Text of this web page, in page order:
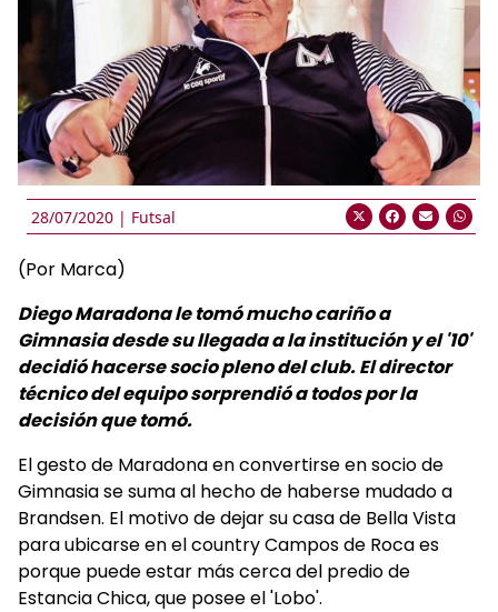
28/07/2020 | Futsal
(Por Marca)
Diego Maradona le tomó mucho cariño a
Gimnasia desde su llegada a la institución y el '10'
decidió hacerse socio pleno del club. El director
técnico del equipo sorprendió a todos por la
decisión que tomó.
El gesto de Maradona en convertirse en socio de
Gimnasia se suma al hecho de haberse mudado a
Brandsen. El motivo de dejar su casa de Bella Vista
para ubicarse en el country Campos de Roca es
porque puede estar más cerca del predio de
Estancia Chica, que posee el 'Lobo'.